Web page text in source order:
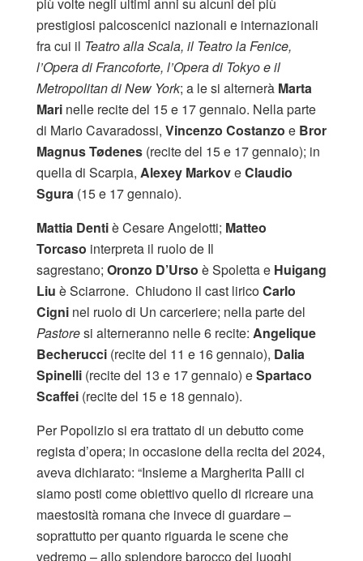
prestigiosi palcoscenici nazionali e internazionali
fra cui il Teatro alla Scala, il Teatro la Fenice,
l’Opera di Francoforte, l’Opera di Tokyo e il
Metropolitan di New York; a le si alternerà Marta
Mari nelle recite del 15 e 17 gennaio. Nella parte
di Mario Cavaradossi, Vincenzo Costanzo e Bror
Magnus Tødenes (recite del 15 e 17 gennaio); in
quella di Scarpia, Alexey MarkoveClaudio
Sgura (15 e 17 gennaio).
Mattia Dentiè Cesare Angelotti; Matteo
Torcaso interpreta il ruolo de Il
sagrestano; Oronzo D’Urso è Spoletta e Huigang
Liu è Sciarrone. Chiudono il cast liricoCarlo
Cigni nel ruolo di Un carceriere; nella parte del
Pastoresi alterneranno nelle 6 recite: Angelique
Becherucci (recite del 11 e 16 gennaio), Dalia
Spinelli (recite del 13 e 17 gennaio) eSpartaco
Scaffei (recite del 15 e 18 gennaio).
Per Popolizio si era trattato di un debutto come
regista d’opera; in occasione della recita del 2024,
aveva dichiarato: “Insieme a Margherita Palli ci
siamo posti come obiettivo quello di ricreare una
maestosità romana che invece di guardare –
soprattutto per quanto riguarda le scene che
vedremo – allo splendore barocco dei luoghi